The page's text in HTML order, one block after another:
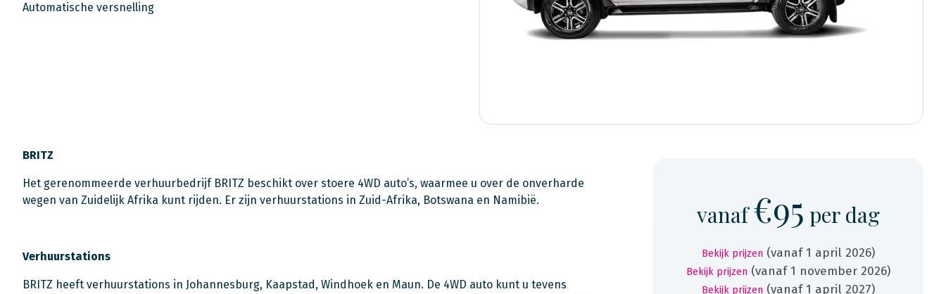
Automatische versnelling
BRITZ
Het gerenommeerde verhuurbedrijf BRITZ beschikt over stoere 4WD auto’s, waarmee u over de onverharde
wegen van Zuidelijk Afrika kunt rijden. Er zijn verhuurstations in Zuid-Afrika, Botswana en Namibië.
Verhuurstations
BRITZ heeft verhuurstations in Johannesburg, Kaapstad, Windhoek en Maun. De 4WD auto kunt u tevens
vanaf€95 per dag
Bekijk prijzen (vanaf 1 april 2026)
Bekijk prijzen (vanaf 1 november 2026)
Bekijk prijzen (vanaf 1 april 2027)